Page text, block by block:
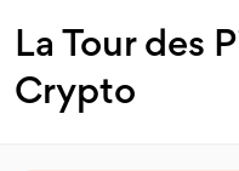
La Tour des
Crypto